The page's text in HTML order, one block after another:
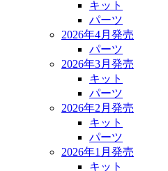
キット
パーツ
2026年4月発売
パーツ
2026年3月発売
キット
パーツ
2026年2月発売
キット
パーツ
2026年1月発売
キット